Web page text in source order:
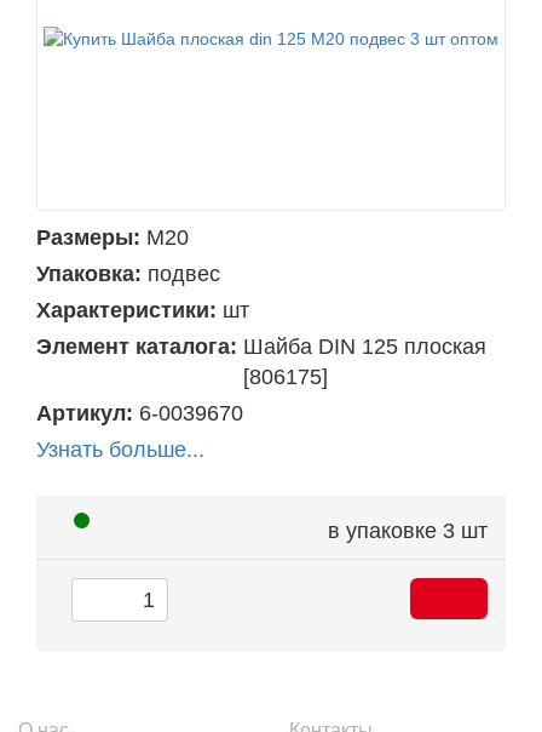
Размеры: М20
Упаковка: подвес
Характеристики: шт
Элемент каталога: Шайба DIN 125 плоская
[806175]
Артикул: 6-0039670
Узнать больше...
в упаковке 3 шт